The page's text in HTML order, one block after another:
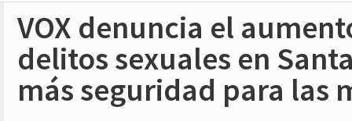
VOX denuncia el
delitos sexuales en
más seguridad para las